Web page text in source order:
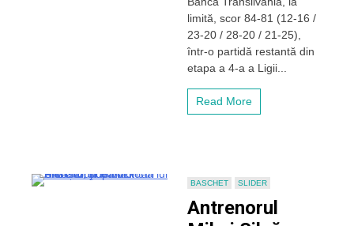
la
a
doua
înfrângere
limită, scor 84-81 (12-16 /
23-20 / 28-20 / 21-25),
într-o partidă restantă din
etapa a 4-a a Ligii...
Read More
BASCHET SLIDER
Antrenorul